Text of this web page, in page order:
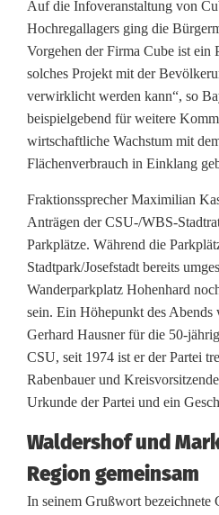
Auf die Infoveranstaltung von
Hochregallagers ging die
Vorgehen der Firma Cube ist ein
solches Projekt mit der
verwirklicht werden kann“, so
beispielgebend für weitere
wirtschaftliche Wachstum mit
Flächenverbrauch in Einklang
Fraktionssprecher Maximilian
Anträgen der CSU-/WBS-
Parkplätze. Während die
Stadtpark/Josefstadt bereits
Wanderparkplatz Hohenhard
sein. Ein Höhepunkt des Abends
Gerhard Hausner für die 50-
CSU, seit 1974 ist er der Partei
Rabenbauer und
Urkunde der Partei und ein
Waldershof und
Region gemeinsam
In seinem Grußwort bezeichnete